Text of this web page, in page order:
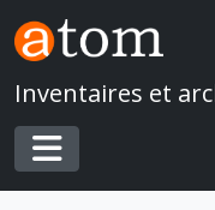
Skip to main content
Inventaires et
Toggle